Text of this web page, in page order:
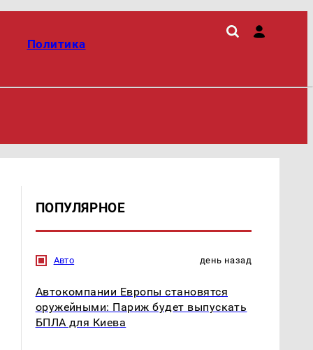
Политика
ПОПУЛЯРНОЕ
Авто день назад
Автокомпании Европы становятся
оружейными: Париж будет выпускать
БПЛА для Киева